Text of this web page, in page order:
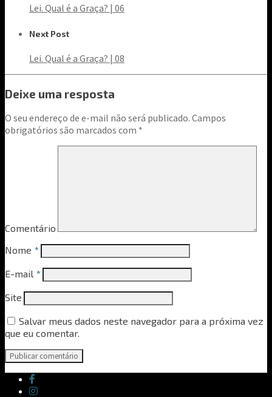
Lei. Qual é a Graça? | 06
Next Post
Lei. Qual é a Graça? | 08
Deixe uma resposta
O seu endereço de e-mail não será publicado. Campos
obrigatórios são marcados com *
Comentário
Nome *
E-mail *
Site
Salvar meus dados neste navegador para a próxima vez
que eu comentar.